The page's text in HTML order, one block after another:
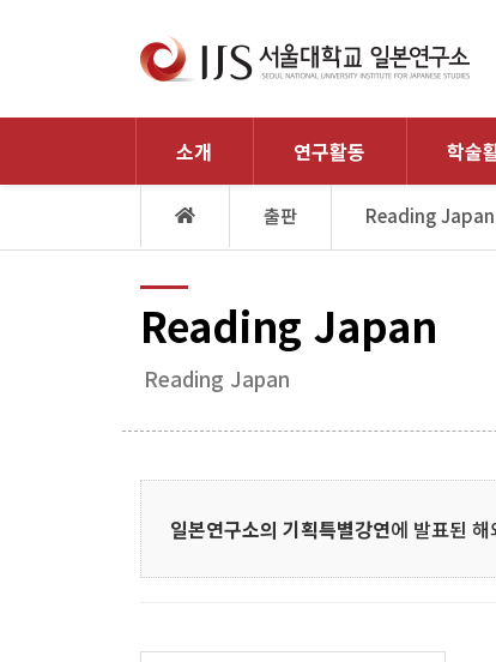
소개 연구활동 학술
출판 Reading Japan
Reading Japan
Reading Japan
일본연구소의 기획특별강연에 발표된